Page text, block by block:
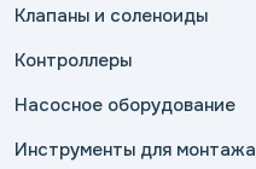
Клапаны и соленоиды
Контроллеры
Насосное оборудование
Инструменты для монтажа